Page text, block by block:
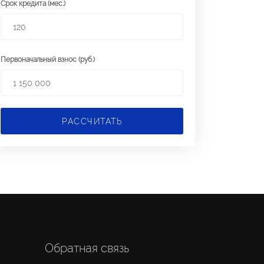
Срок кредита (мес.)
Первоначальный взнос (руб.)
РАССЧИТАТЬ
Обратная связь